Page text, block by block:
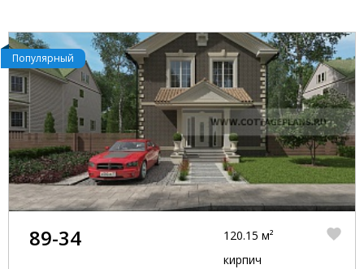
Популярный
89-34
120.15 м²
кирпич